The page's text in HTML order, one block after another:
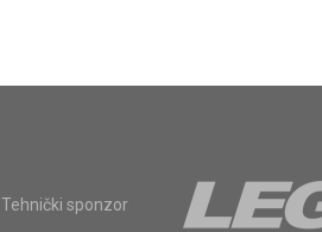
Tehnički sponzor